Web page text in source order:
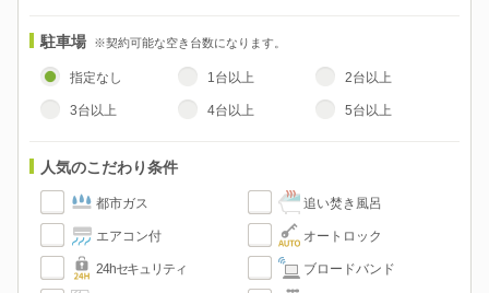
駐車場 ※契約可能な空き台数になります。
指定なし 1台以上 2台以上
3台以上 4台以上 5台以上
人気のこだわり条件
都市ガス 追い焚き風呂
エアコン付 オートロック
24hセキュリティ ブロードバンド